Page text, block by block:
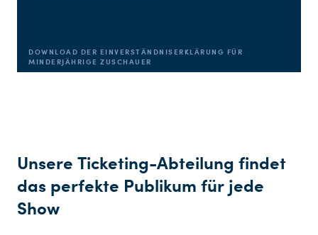
DOWNLOAD DER EINVERSTÄNDNISERKLÄRUNG FÜR
MINDERJÄHRIGE ZUSCHAUER
Unsere Ticketing-Abteilung findet
das perfekte Publikum für jede
Show